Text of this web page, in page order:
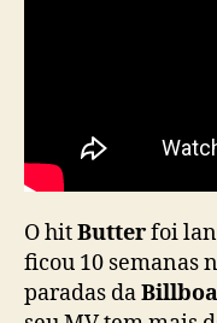
O hitButterfoi
ficou 10 semanas
paradas da